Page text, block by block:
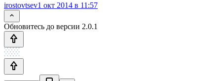
irostovtsev1 окт 2014 в 11:57
Обновитесь до версии 2.0.1